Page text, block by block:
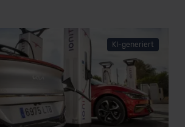
KI-generiert